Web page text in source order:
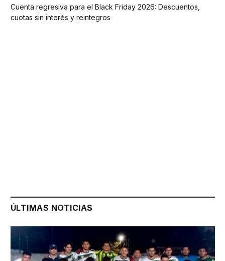
Cuenta regresiva para el Black Friday 2026: Descuentos,
cuotas sin interés y reintegros
ÚLTIMAS NOTICIAS